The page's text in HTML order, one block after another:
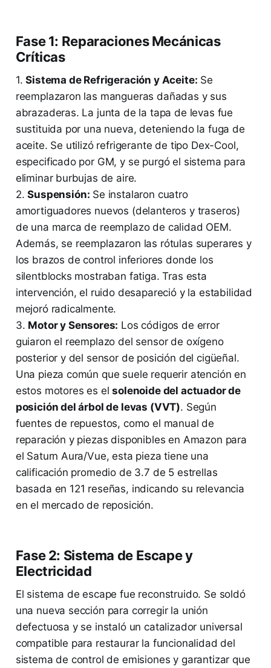
Fase 1: Reparaciones Mecánicas
Críticas
1.Sistema de Refrigeración y Aceite: Se
reemplazaron las mangueras dañadas y sus
abrazaderas. La junta de la tapa de levas fue
sustituida por una nueva, deteniendo la fuga de
aceite. Se utilizó refrigerante de tipo Dex-Cool,
especificado por GM, y se purgó el sistema para
eliminar burbujas de aire.
2.Suspensión: Se instalaron cuatro
amortiguadores nuevos (delanteros y traseros)
de una marca de reemplazo de calidad OEM.
Además, se reemplazaron las rótulas superares y
los brazos de control inferiores donde los
silentblocks mostraban fatiga. Tras esta
intervención, el ruido desapareció y la estabilidad
mejoró radicalmente.
3. Motor y Sensores: Los códigos de error
guiaron el reemplazo del sensor de oxígeno
posterior y del sensor de posición del cigüeñal.
Una pieza común que suele requerir atención en
estos motores es elsolenoide del actuador de
posición del árbol de levas (VVT). Según
fuentes de repuestos, como el manual de
reparación y piezas disponibles en Amazon para
el Saturn Aura/Vue, esta pieza tiene una
calificación promedio de 3.7 de 5 estrellas
basada en 121 reseñas, indicando su relevancia
en el mercado de reposición.
Fase 2: Sistema de Escape y
Electricidad
El sistema de escape fue reconstruido. Se soldó
una nueva sección para corregir la unión
defectuosa y se instaló un catalizador universal
compatible para restaurar la funcionalidad del
sistema de control de emisiones y garantizar que